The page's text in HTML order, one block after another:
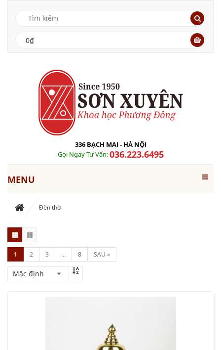
0₫
336 BẠCH MAI - HÀ NỘI
Gọi Ngay Tư Vấn:036.223.6495
MENU
Đèn thờ
1 2 3 ... 8 SAU »